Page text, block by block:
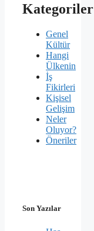
Kategoriler
Genel
Kültür
Hangi
Ülkenin
İş
Fikirleri
Kişisel
Gelişim
Neler
Oluyor?
Öneriler
Son Yazılar